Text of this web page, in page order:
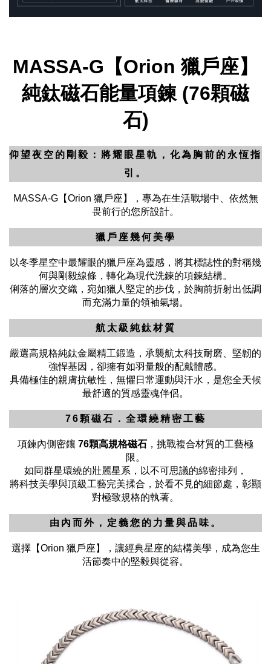
MASSA-G【Orion 獵戶座】
純鈦磁石能量項鍊 (76顆磁
石)
仰望夜空的剛毅：將耀眼星軌，化為胸前的永恆指
引。
MASSA-G【Orion 獵戶座】，專為在生活戰場中、依然無
畏前行的您所設計。
獵戶座幾何美學
以冬季星空中最耀眼的獵戶座為靈感，將其標誌性的對稱幾
何與剛毅線條，轉化為現代洗鍊的項鍊結構。
俐落的層次交織，宛如獵人堅定的步伐，於胸前折射出低調
而充滿力量的領袖氣場。
航太級純鈦材質
嚴選高規格純鈦金屬精工鍛造，承襲航太科技耐磨、堅韌的
強悍基因，卻擁有如羽量般的配戴體感。
具備極佳的親膚抗敏性，無懼日常運動與汗水，是您全天候
最舒適的質感靈魂伴侶。
76顆磁石．全環繞精密工藝
項鍊內側密鑲 76顆高規格磁石 ，挑戰複合材質的工藝極
限。
如同群星環繞的壯麗星系，以不可思議的綿密排列，
將科技美學與頂級工藝完美揉合，於看不見的細節處，彰顯
對極致規格的執著。
由內而外，定義您的力量與品味。
選擇【Orion 獵戶座】，讓經典星座的結構美學，成為您生
活節奏中的堅毅與從容。